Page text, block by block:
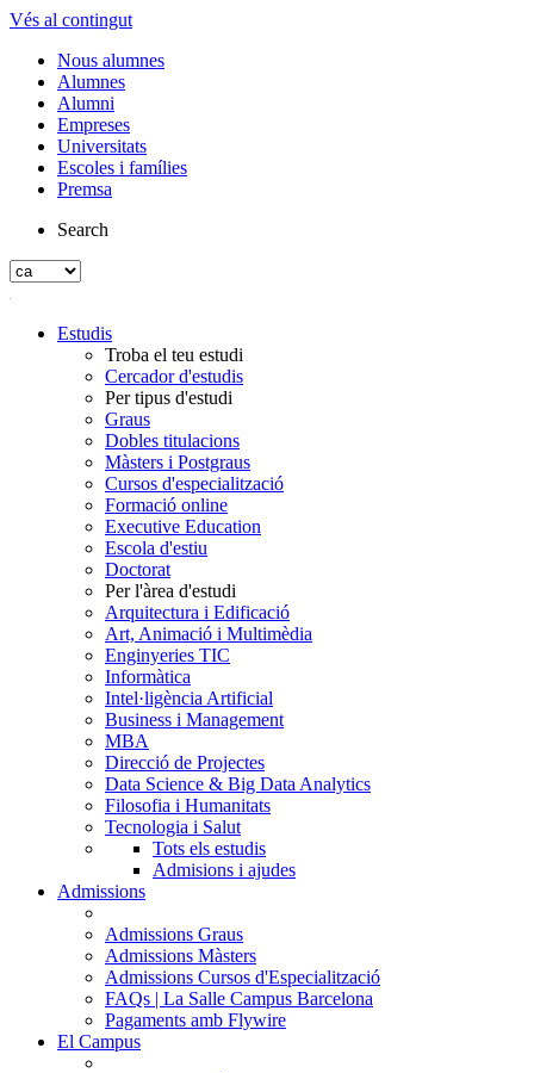
Vés al contingut
Nous alumnes
Alumnes
Alumni
Empreses
Universitats
Escoles i famílies
Premsa
Search
Estudis
Troba el teu estudi
Cercador d'estudis
Per tipus d'estudi
Graus
Dobles titulacions
Màsters i Postgraus
Cursos d'especialització
Formació online
Executive Education
Escola d'estiu
Doctorat
Per l'àrea d'estudi
Arquitectura i Edificació
Art, Animació i Multimèdia
Enginyeries TIC
Informàtica
Intel·ligència Artificial
Business i Management
MBA
Direcció de Projectes
Data Science & Big Data Analytics
Filosofia i Humanitats
Tecnologia i Salut
Tots els estudis
Admisions i ajudes
Admissions
Admissions Graus
Admissions Màsters
Admissions Cursos d'Especialització
FAQs | La Salle Campus Barcelona
Pagaments amb Flywire
El Campus